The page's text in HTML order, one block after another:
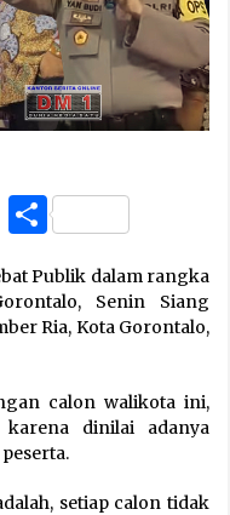
Share
Publik dalam rangka
Senin Siang
Ria, Kota Gorontalo,
calon walikota ini,
dinilai adanya
setiap calon tidak